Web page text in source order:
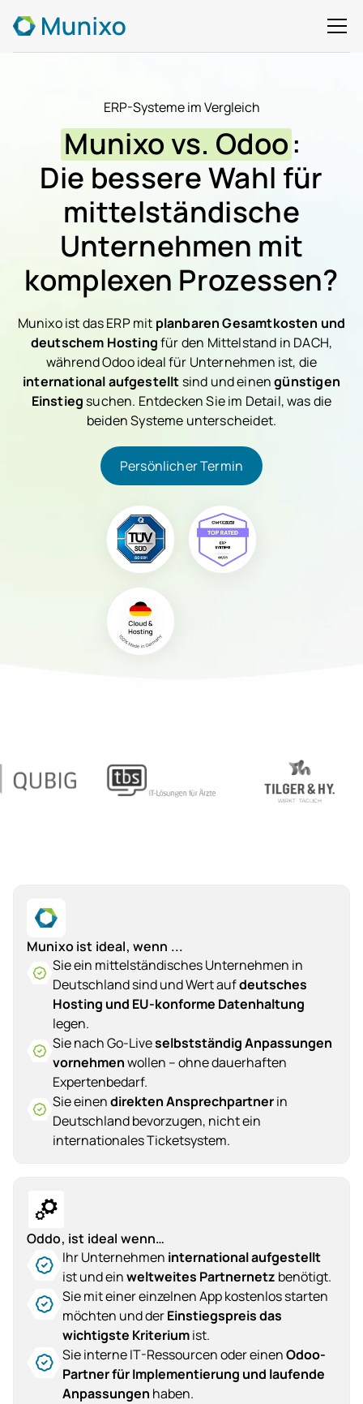
ERP-Systeme im Vergleich
Munixo vs. Odoo:
Die bessere Wahl für
mittelständische
Unternehmen mit
komplexen Prozessen?
Munixo ist das ERP mit planbaren Gesamtkosten und
deutschem Hostingfür den Mittelstand in DACH,
während Odoo ideal für Unternehmen ist, die
international aufgestellt sind und einengünstigen
Einstieg suchen. Entdecken Sie im Detail, was die
beiden Systeme unterscheidet.
Persönlicher Termin
Munixo ist ideal, wenn ...
Sie ein mittelständisches Unternehmen in
Deutschland sind und Wert aufdeutsches
Hosting und EU-konforme Datenhaltung
legen.
Sie nach Go-Liveselbstständig Anpassungen
vornehmenwollen – ohne dauerhaften
Expertenbedarf.
Sie einendirekten Ansprechpartnerin
Deutschland bevorzugen, nicht ein
internationales Ticketsystem.
Oddo, ist ideal wenn…
Ihr Unternehmen international aufgestellt
ist und einweltweites Partnernetz benötigt.
Sie mit einer einzelnen App kostenlos starten
möchten und derEinstiegspreis das
wichtigste Kriteriumist.
Sie interne IT-Ressourcen oder einenOdoo-
Partner für Implementierung und laufende
Anpassungen haben.